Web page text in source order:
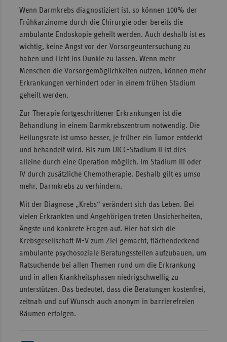
Wenn Darmkrebs diagnostiziert ist, so können 100% der
Frühkarzinome durch die Chirurgie oder bereits die
ambulante Endoskopie geheilt werden. Auch deshalb ist es
wichtig, keine Angst vor der Vorsorgeuntersuchung zu
haben und Licht ins Dunkle zu lassen. Wenn mehr
Menschen die Vorsorgemöglichkeiten nutzen, können mehr
Erkrankungen verhindert oder in einem frühen Stadium
geheilt werden.
Zur Therapie fortgeschrittener Erkrankungen ist die
Behandlung in einem Darmkrebszentrum notwendig. Die
Heilungsrate ist umso besser, je früher ein Tumor entdeckt
und behandelt wird. Bis zum UICC-Stadium II ist dies
alleine durch eine Operation möglich. Im Stadium III oder
IV durch zusätzliche Chemotherapie. Deshalb gilt es umso
mehr, Darmkrebs zu verhindern.
Mit der Diagnose „Krebs“ verändert sich das Leben. Bei
vielen Erkrankten und Angehörigen treten Unsicherheiten,
Ängste und konkrete Fragen auf. Hier hat sich die
Krebsgesellschaft M-V zum Ziel gemacht, flächendeckend
ambulante psychosoziale Beratungsstellen aufzubauen, um
Ratsuchende bei allen Themen rund um die Erkrankung
und in allen Krankheitsphasen niedrigschwellig zu
unterstützen. Das bedeutet, dass die Beratungen kostenfrei,
zeitnah und auf Wunsch auch anonym in barrierefreien
Räumen erfolgen.